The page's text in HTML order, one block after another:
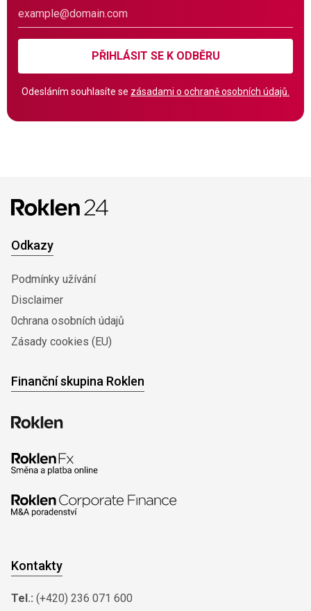
PŘIHLÁSIT SE K ODBĚRU
Odesláním souhlasíte se zásadami o ochraně osobních údajů.
Odkazy
Podmínky užívání
Disclaimer
0chrana osobních údajů
Zásady cookies (EU)
Finanční skupina Roklen
Kontakty
Tel.: (+420) 236 071 600